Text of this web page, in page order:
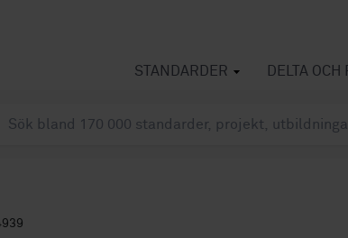
STANDARDER DELTA OCH